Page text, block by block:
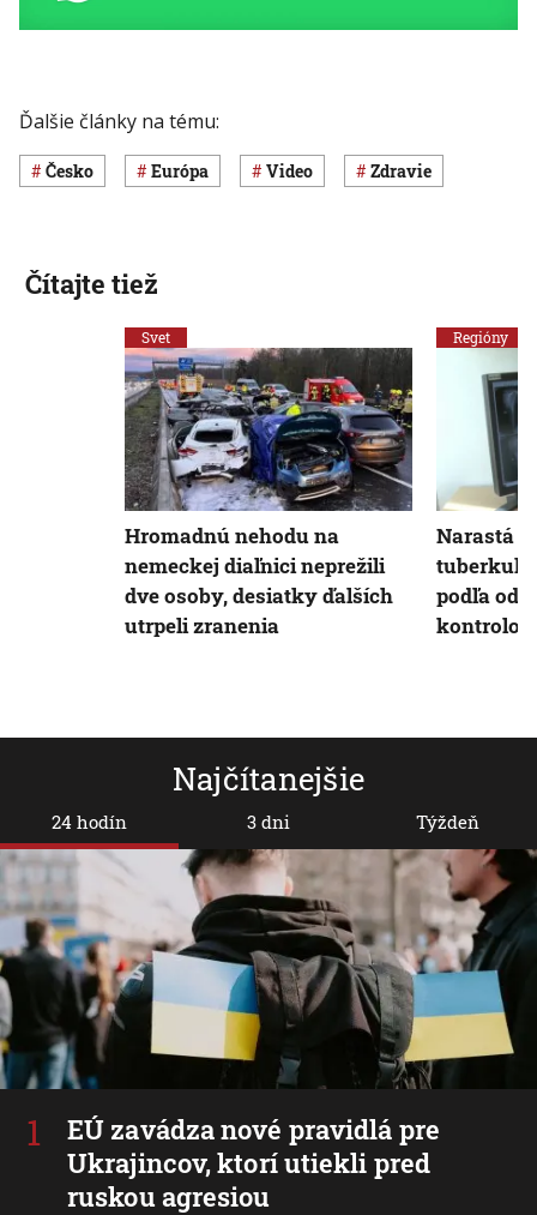
Ďalšie články na tému:
Česko Európa Video Zdravie
Najčítanejšie
24 hodín
EÚ zavádza nové pravidlá pre
Ukrajincov, ktorí utiekli pred
ruskou agresiou
3 dni Týždeň
Čítajte tiež
Svet
Hromadnú nehodu na
nemeckej diaľnici neprežili
dve osoby, desiatky ďalších
utrpeli zranenia
Regióny
Narastá
podľa
kontrolou